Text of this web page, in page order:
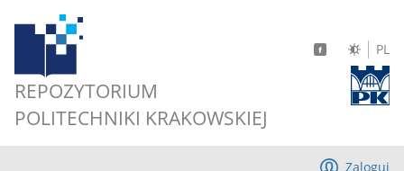
REPOZYTORIUM
POLITECHNIKI KRAKOWSKIEJ
PL
Zaloguj